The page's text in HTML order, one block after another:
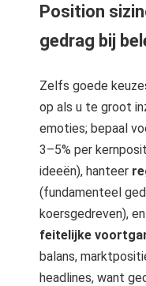
Position
gedrag bij
Zelfs goede
op als u te groot
emoties; bepaal
3–5% per
ideeën), hanteer
(fundamenteel
koersgedreven),
feitelijke
balans,
headlines, want